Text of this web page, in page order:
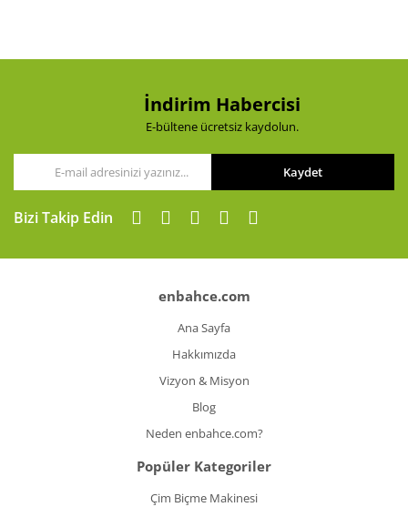
İndirim Habercisi
E-bültene ücretsiz kaydolun.
Kaydet
Bizi Takip Edin
enbahce.com
Ana Sayfa
Hakkımızda
Vizyon & Misyon
Blog
Neden enbahce.com?
Popüler Kategoriler
Çim Biçme Makinesi